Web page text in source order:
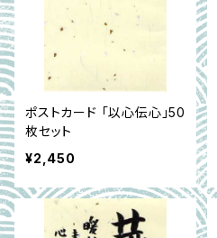
ポストカード 「以心伝心」50
枚セット
¥2,450